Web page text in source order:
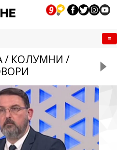
/ КОЛУМНИ /